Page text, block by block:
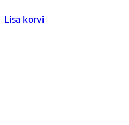
Lisa korvi